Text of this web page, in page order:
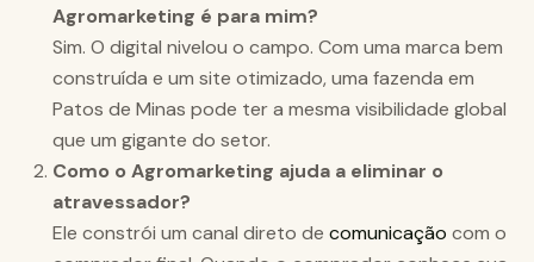
Agromarketing é para mim?
Sim. O digital nivelou o campo. Com uma marca bem
construída e um site otimizado, uma fazenda em
Patos de Minas pode ter a mesma visibilidade global
que um gigante do setor.
Como o Agromarketing ajuda a eliminar o
atravessador?
Ele constrói um canal direto de comunicação com o